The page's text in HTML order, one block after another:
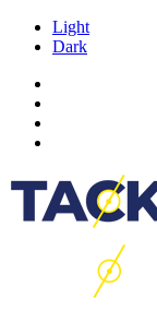
Light
Dark